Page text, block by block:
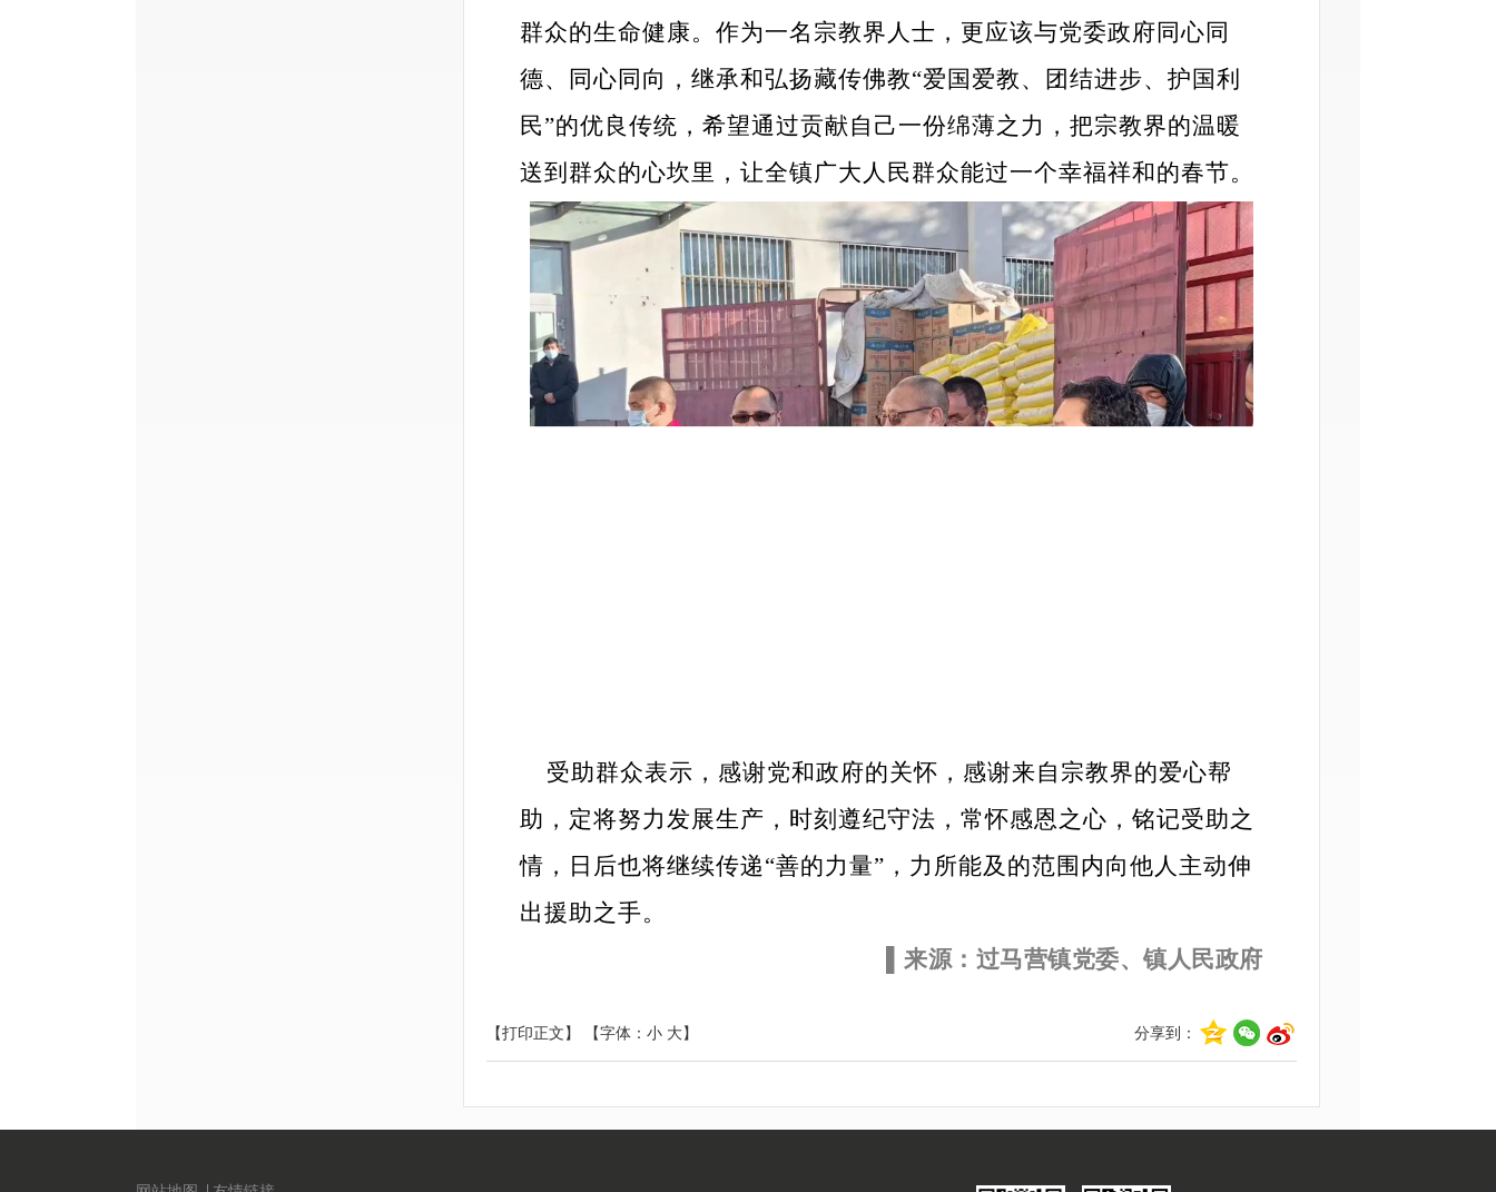
群众的生命健康。作为一名宗教界人士，更应该与党委政府同心同
德、同心同向，继承和弘扬藏传佛教“爱国爱教、团结进步、护国利
民”的优良传统，希望通过贡献自己一份绵薄之力，把宗教界的温暖
送到群众的心坎里，让全镇广大人民群众能过一个幸福祥和的春节。
受助群众表示，感谢党和政府的关怀，感谢来自宗教界的爱心帮
助，定将努力发展生产，时刻遵纪守法，常怀感恩之心，铭记受助之
情，日后也将继续传递“善的力量”，力所能及的范围内向他人主动伸
出援助之手。
▌来源：过马营镇党委、镇人民政府
【打印正文】 分享到：
【字体： 小 大】